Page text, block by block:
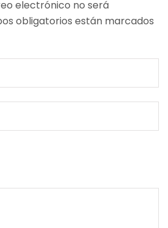
electrónico no será
obligatorios están marcados